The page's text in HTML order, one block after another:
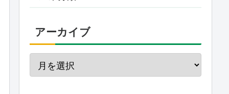
アーカイブ